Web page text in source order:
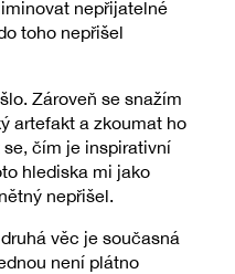
nepřijatelné
toho nepřišel
Zároveň se snažím
artefakt a zkoumat ho
čím je inspirativní
hlediska mi jako
nepřišel.
věc je současná
není plátno